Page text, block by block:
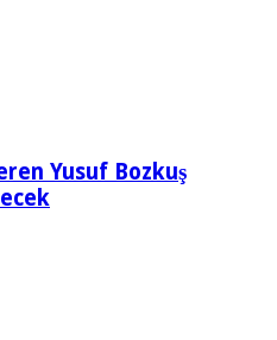
Yusuf Bozkuş